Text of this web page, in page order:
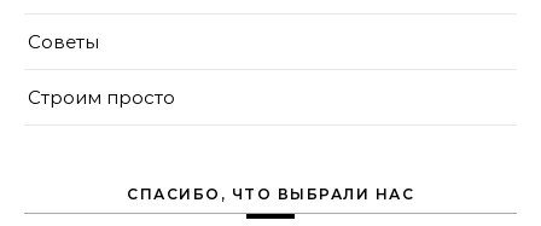
Советы
Строим просто
СПАСИБО, ЧТО ВЫБРАЛИ НАС